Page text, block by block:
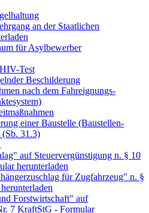
an der Staatlichen
für Asylbewerber
Test
Beschilderung
nach dem Fahreignungs-
einer Baustelle (Baustellen-
(Sb. 31.3)
auf Steuervergünstigung n. § 10
herunterladen
für Zugfahrzeug" n. §
Forstwirtschaft" auf
7 KraftStG - Formular